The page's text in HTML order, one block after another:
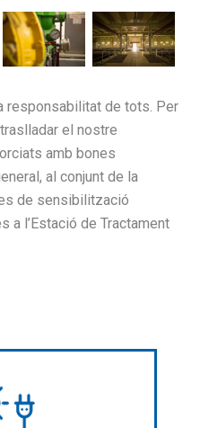
responsabilitat de tots. Per
el nostre
amb bones
al conjunt de la
de sensibilització
l’Estació de Tractament